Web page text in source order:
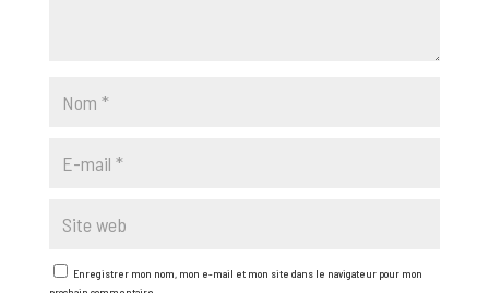
Enregistrer mon nom, mon e-mail et mon site dans le navigateur pour mon